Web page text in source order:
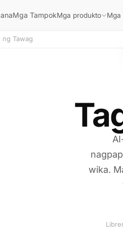
Mga TampokMga produkto Mga
ng Tawag
wika.